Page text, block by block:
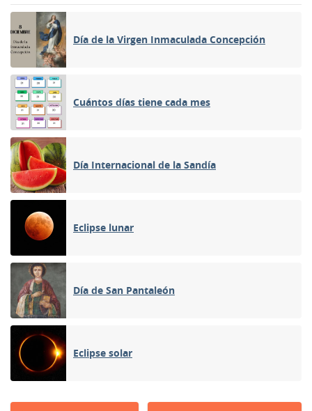
Día de la Virgen Inmaculada Concepción
Cuántos días tiene cada mes
Día Internacional de la Sandía
Eclipse lunar
Día de San Pantaleón
Eclipse solar